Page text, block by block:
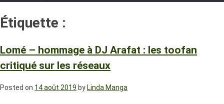
Étiquette :
Lomé – hommage à DJ Arafat : les toofan
critiqué sur les réseaux
Posted on 14 août 2019 by Linda Manga